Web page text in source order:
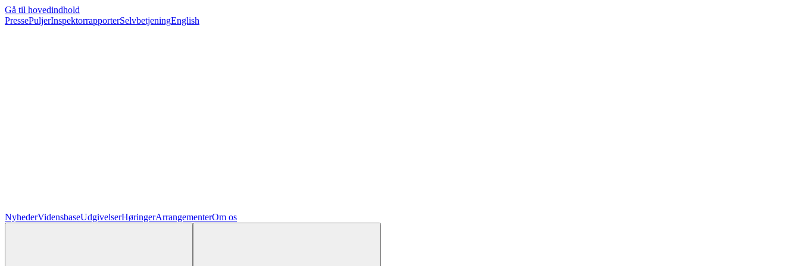
Gå til hovedindhold
PressePuljerInspektorrapporterSelvbetjeningEnglish
NyhederVidensbaseUdgivelserHøringerArrangementerOm os